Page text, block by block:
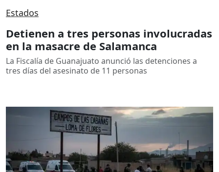
Estados
Detienen a tres personas involucradas
en la masacre de Salamanca
La Fiscalía de Guanajuato anunció las detenciones a
tres días del asesinato de 11 personas